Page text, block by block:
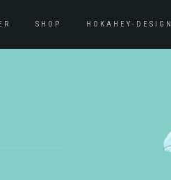
SHOP HOKAHEY-DESIGN